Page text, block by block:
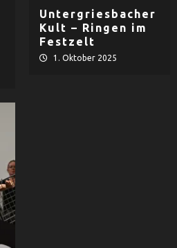
Untergriesbacher
Kult – Ringen im
Festzelt
1. Oktober 2025